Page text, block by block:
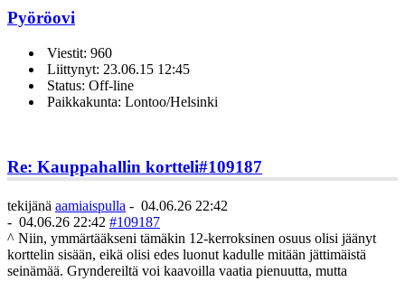
Pyöröovi
Viestit: 960
Liittynyt: 23.06.15 12:45
Status: Off-line
Paikkakunta: Lontoo/Helsinki
Re: Kauppahallin kortteli#109187
tekijänä aamiaispulla - 04.06.26 22:42
- 04.06.26 22:42 #109187
^ Niin, ymmärtääkseni tämäkin 12-kerroksinen osuus olisi jäänyt
korttelin sisään, eikä olisi edes luonut kadulle mitään jättimäistä
seinämää. Gryndereiltä voi kaavoilla vaatia pienuutta, mutta